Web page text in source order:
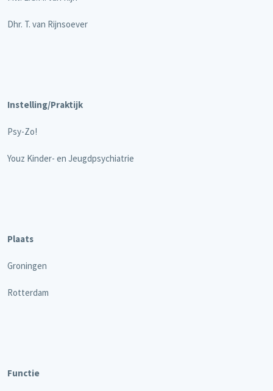
Dhr. T. van Rijnsoever
Instelling/Praktijk
Psy-Zo!
Youz Kinder- en Jeugdpsychiatrie
Plaats
Groningen
Rotterdam
Functie